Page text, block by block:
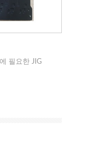
필요한 JIG